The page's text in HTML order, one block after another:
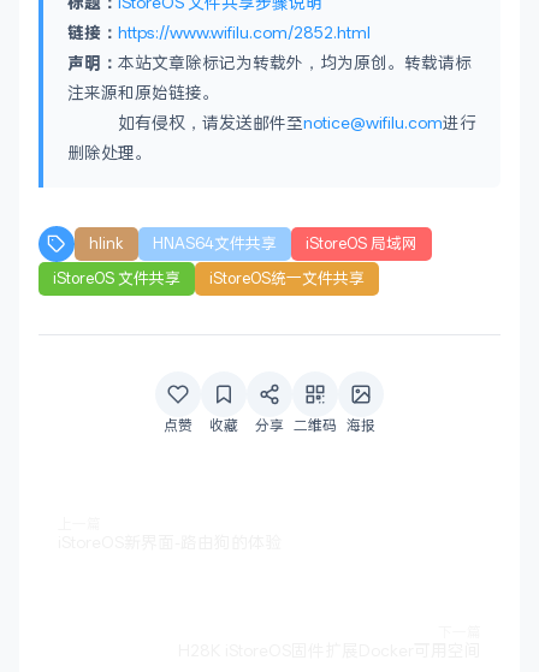
链接： https://www.wifilu.com/2852.html
声明： 本站文章除标记为转载外，均为原创。转载请标
注来源和原始链接。
如有侵权，请发送邮件至notice@wifilu.com进行
删除处理。
hlink HNAS64文件共享
iStoreOS 局域网
iStoreOS 文件共享
iStoreOS统一文件共享
点赞 收藏 分享 二维码 海报